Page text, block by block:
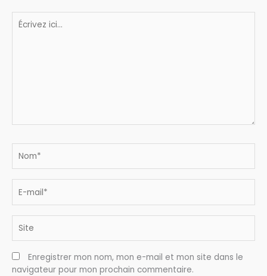
Écrivez
ici…
mail*
Enregistrer mon nom, mon e-mail et mon site dans le
navigateur pour mon prochain commentaire.